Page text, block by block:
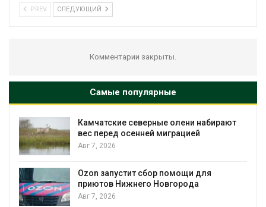
PREV СЛЕДУЮЩИЙ
Комментарии закрыты.
Самые популярные
северные олени набирают
осенней миграцией
2026
запустит сбор помощи для
Нижнего Новгорода
2026
Тайфун,